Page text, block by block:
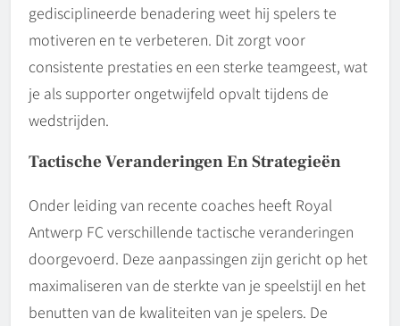
gedisciplineerde benadering weet hij spelers te
motiveren en te verbeteren. Dit zorgt voor
consistente prestaties en een sterke teamgeest, wat
je als supporter ongetwijfeld opvalt tijdens de
wedstrijden.
Tactische Veranderingen En Strategieën
Onder leiding van recente coaches heeft Royal
Antwerp FC verschillende tactische veranderingen
doorgevoerd. Deze aanpassingen zijn gericht op het
maximaliseren van de sterkte van je speelstijl en het
benutten van de kwaliteiten van je spelers. De